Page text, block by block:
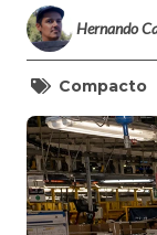
Hernando
Compacto